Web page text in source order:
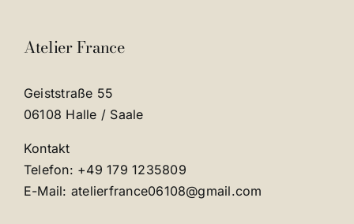
Atelier France
Geiststraße 55
06108 Halle / Saale
Kontakt
Telefon: +49 179 1235809
E-Mail: atelierfrance06108@gmail.com